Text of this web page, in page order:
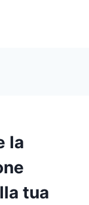
la
tua